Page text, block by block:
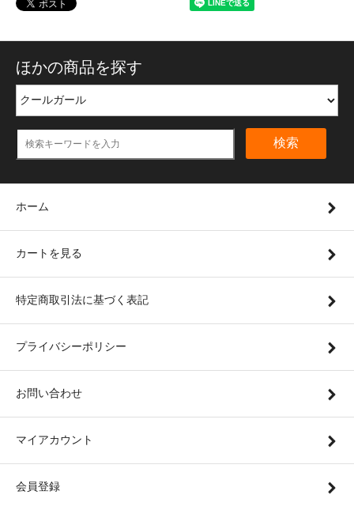
ほかの商品を探す
検索
ホーム
カートを見る
特定商取引法に基づく表記
プライバシーポリシー
お問い合わせ
マイアカウント
会員登録